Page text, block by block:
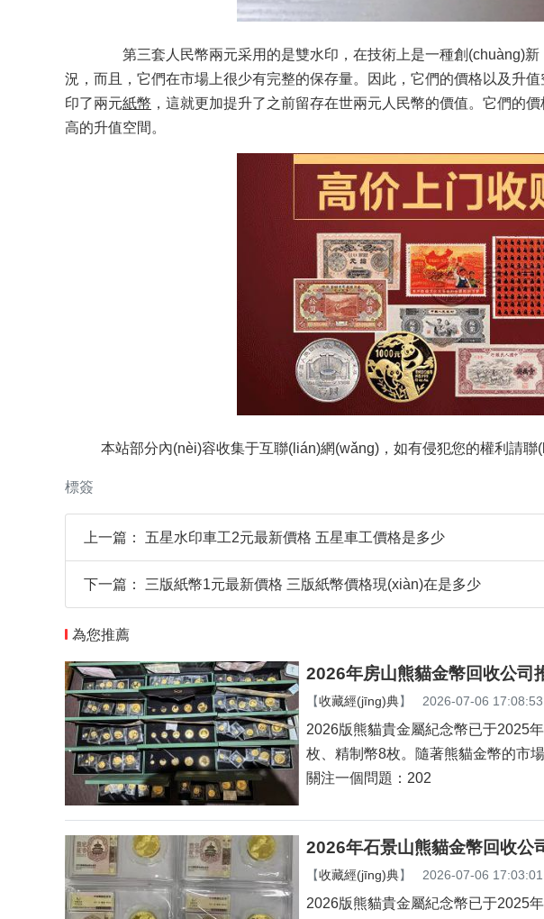
第三套人民幣兩元采用的是雙水印，在技術上是一種創(chuàng)新
況，而且，它們在市場上很少有完整的保存量。因此，它們的價格以及
印了兩元紙幣 ，這就更加提升了之前留存在世兩元人民幣的價值。它
高的升值空間。
本站部分內(nèi)容收集于互聯(lián)網(wǎng)，如有侵犯您的權利請
標簽
上一篇： 五星水印車工2元最新價格 五星車工價格是多少
下一篇： 三版紙幣1元最新價格 三版紙幣價格現(xiàn)在是多少
為您推薦
2026年房山熊貓金幣回收公司
【收藏經(jīng)典】 2026-07-06 17:08:53
2026版熊貓貴金屬紀念幣已于2025年
枚、精制幣8枚。隨著熊貓金幣
關注一個問題：202
2026年石景山熊貓金幣回收公
【收藏經(jīng)典】 2026-07-06 17:03:01
2026版熊貓貴金屬紀念幣已于2025年